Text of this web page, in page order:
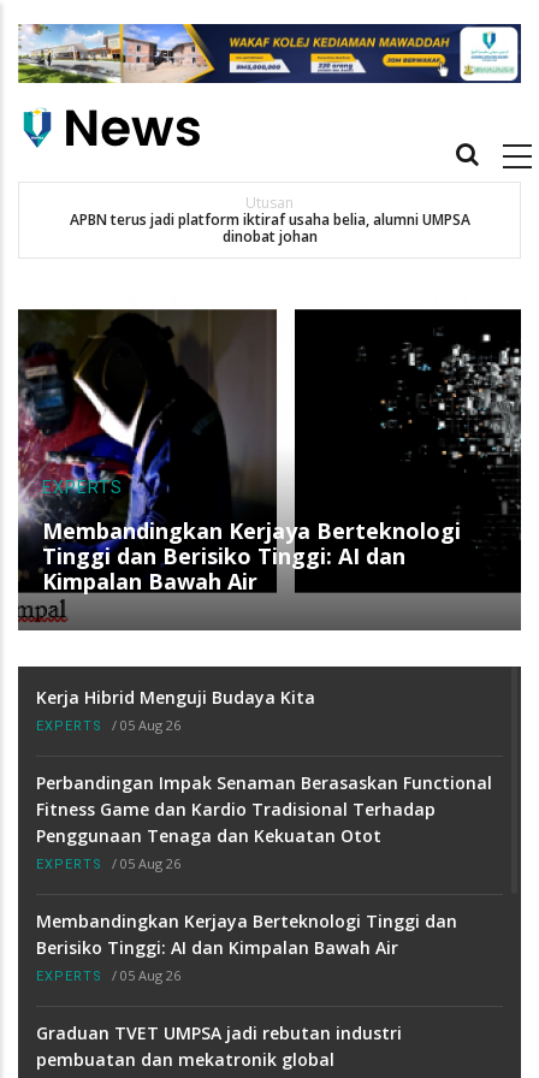
main
Main
Utusan
APBN terus jadi platform iktiraf usaha belia, alumni UMPSA
dinobat johan
EXPERTS
Membandingkan Kerjaya Berteknologi
Tinggi dan Berisiko Tinggi: AI dan
Kimpalan Bawah Air
Kerja Hibrid Menguji Budaya Kita
EXPERTS / 05 Aug 26
Perbandingan Impak Senaman Berasaskan Functional
Fitness Game dan Kardio Tradisional Terhadap
Penggunaan Tenaga dan Kekuatan Otot
EXPERTS / 05 Aug 26
Membandingkan Kerjaya Berteknologi Tinggi dan
Berisiko Tinggi: AI dan Kimpalan Bawah Air
EXPERTS / 05 Aug 26
Graduan TVET UMPSA jadi rebutan industri
pembuatan dan mekatronik global